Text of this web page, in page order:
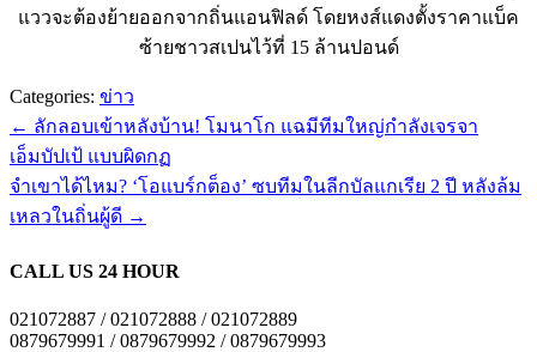
แววจะต้องย้ายออกจากถิ่นแอนฟิลด์ โดยหงส์แดงตั้งราคาแบ็ค
ซ้ายชาวสเปนไว้ที่ 15 ล้านปอนด์
Categories: ข่าว
← ลักลอบเข้าหลังบ้าน! โมนาโก แฉมีทีมใหญ่กำลังเจรจา
เอ็มบัปเป้ แบบผิดกฏ
จำเขาได้ไหม? ‘โอแบร์กต็อง’ ซบทีมในลีกบัลแกเรีย 2 ปี หลังล้ม
เหลวในถิ่นผู้ดี →
CALL US 24 HOUR
021072887 / 021072888 / 021072889
0879679991 / 0879679992 / 0879679993